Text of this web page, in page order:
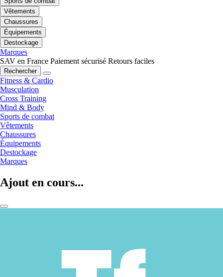
Vêtements
Chaussures
Équipements
Destockage
Marques
SAV en France Paiement sécurisé Retours faciles
Rechercher
Fitness & Cardio
Musculation
Cross Training
Mind & Body
Sports de combat
Vêtements
Chaussures
Équipements
Destockage
Marques
Ajout en cours...